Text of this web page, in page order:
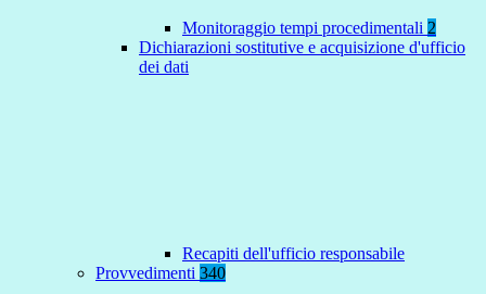
Monitoraggio tempi procedimentali 2
Dichiarazioni sostitutive e acquisizione d'ufficio
dei dati
Recapiti dell'ufficio responsabile
Provvedimenti 340